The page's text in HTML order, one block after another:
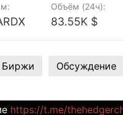
Объём (24ч):
83.55K $
Биржи Обсуждение
https://t.me/